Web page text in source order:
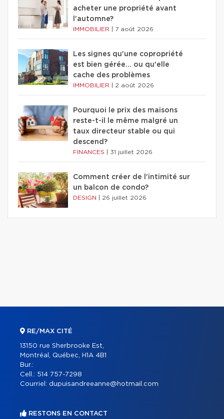
acheter une propriété avant
l'automne?
IMMOBILIER 7 août 2026
Les signes qu'une copropriété
est bien gérée… ou qu'elle
cache des problèmes
IMMOBILIER 2 août 2026
Pourquoi le prix des maisons
reste-t-il le même malgré un
taux directeur stable ou qui
descend?
FINANCES 31 juillet 2026
Comment créer de l'intimité sur
un balcon de condo?
DESIGN 26 juillet 2026
RE/MAX CITÉ
13150 rue Sherbrooke Est,
Montréal, Québec, H1A 4B1
Bur.:
Cell.: 514 757-7298
Courriel: dupuisandreeanne@hotmail.com
RESTONS EN CONTACT